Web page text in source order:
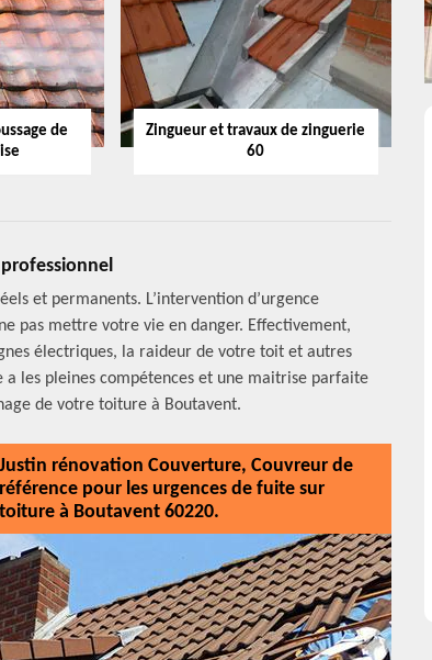
de
Zingueur et travaux de zinguerie
60
et permanents. L’intervention d’urgence
pas mettre votre vie en danger. Effectivement,
électriques, la raideur de votre toit et autres
les pleines compétences et une maitrise parfaite
de votre toiture à Boutavent.
Justin rénovation Couverture, Couvreur de
référence pour les urgences de fuite sur
toiture à Boutavent 60220.